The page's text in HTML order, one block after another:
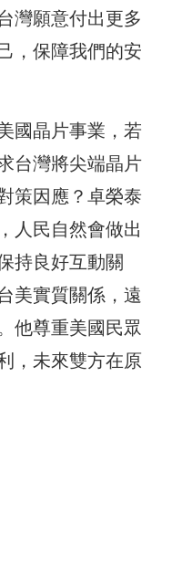
灣願意付出更多
，保障我們的安
國晶片事業，若
台灣將尖端晶片
策因應？卓榮泰
人民自然會做出
持良好互動關
美實質關係，遠
他尊重美國民眾
，未來雙方在原